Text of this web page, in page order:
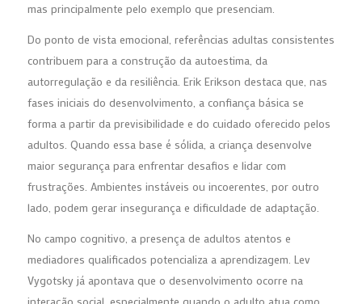
mas principalmente pelo exemplo que presenciam.
Do ponto de vista emocional, referências adultas consistentes
contribuem para a construção da autoestima, da
autorregulação e da resiliência. Erik Erikson destaca que, nas
fases iniciais do desenvolvimento, a confiança básica se
forma a partir da previsibilidade e do cuidado oferecido pelos
adultos. Quando essa base é sólida, a criança desenvolve
maior segurança para enfrentar desafios e lidar com
frustrações. Ambientes instáveis ou incoerentes, por outro
lado, podem gerar insegurança e dificuldade de adaptação.
No campo cognitivo, a presença de adultos atentos e
mediadores qualificados potencializa a aprendizagem. Lev
Vygotsky já apontava que o desenvolvimento ocorre na